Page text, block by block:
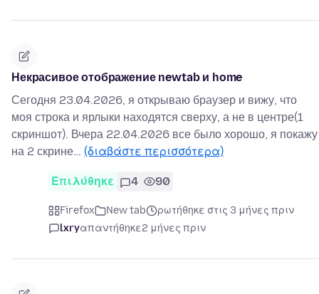
Некрасивое отображение newtab и home
Сегодня 23.04.2026, я открываю браузер и вижу, что
моя строка и ярлыки находятся сверху, а не в центре(1
скриншот). Вчера 22.04.2026 все было хорошо, я покажу
на 2 скрине… (διαβάστε περισσότερα)
Επιλύθηκε 4 90
Firefox New tab
ρωτήθηκε στις 3 μήνες πριν
lxryαπαντήθηκε2 μήνες πριν